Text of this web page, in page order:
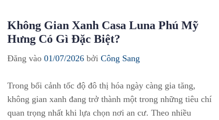
Không Gian Xanh Casa Luna Phú Mỹ
Hưng Có Gì Đặc Biệt?
Đăng vào 01/07/2026 bởi Công Sang
Trong bối cảnh tốc độ đô thị hóa ngày càng gia tăng,
không gian xanh đang trở thành một trong những tiêu chí
quan trọng nhất khi lựa chọn nơi an cư. Theo nhiều